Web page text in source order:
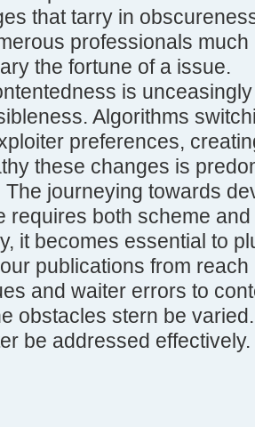
that tarry in
professionals
the fortune of a issue.
is
Algorithms
preferences,
these changes is
The journeying towards
requires both scheme
it becomes essential to
publications from
and waiter errors to
obstacles stern be
be addressed effectively.